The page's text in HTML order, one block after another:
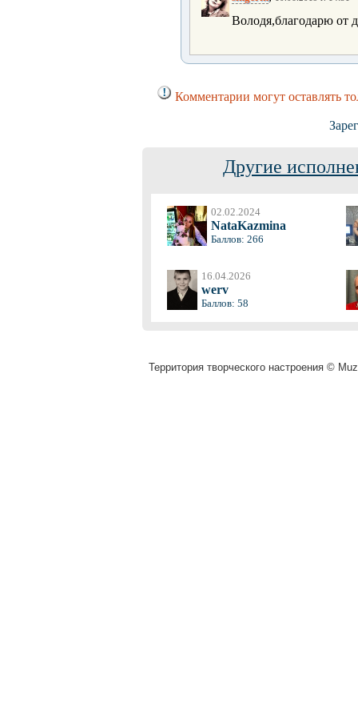
Володя,благодарю от
Комментарии могут оставлять
Другие
02.02.2024
NataKazmina
Баллов: 266
16.04.2026
werv
Баллов: 58
Территория творческого настроения ©